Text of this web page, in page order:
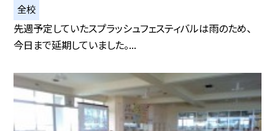
全校
先週予定していたスプラッシュフェスティバルは雨のため、
今日まで延期していました。...